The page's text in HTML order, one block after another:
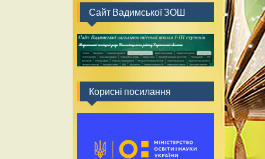
Сайт Вадимської ЗОШ
Корисні посилання